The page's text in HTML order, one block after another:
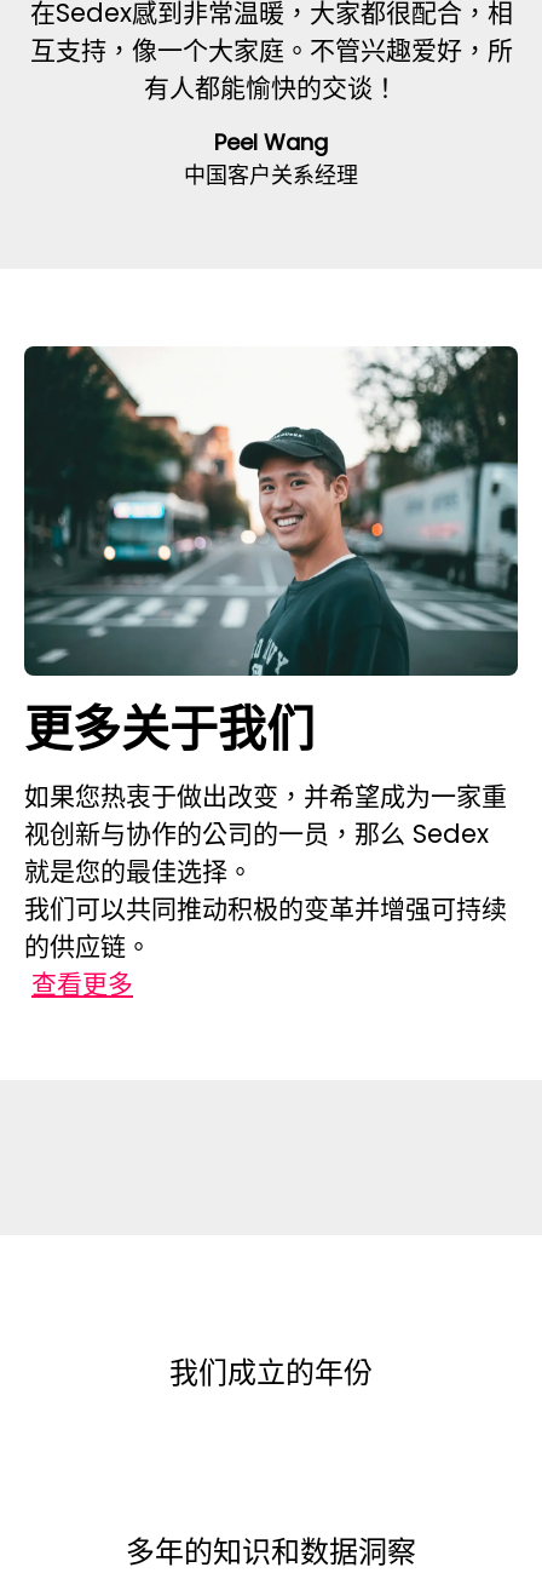
在Sedex感到非常温暖，大家都很配合，相
互支持，像一个大家庭。不管兴趣爱好，所
有人都能愉快的交谈！
Peel Wang
中国客户关系经理
更多关于我们
如果您热衷于做出改变，并希望成为一家重
视创新与协作的公司的一员，那么 Sedex
就是您的最佳选择。
我们可以共同推动积极的变革并增强可持续
的供应链。
查看更多
我们成立的年份
多年的知识和数据洞察